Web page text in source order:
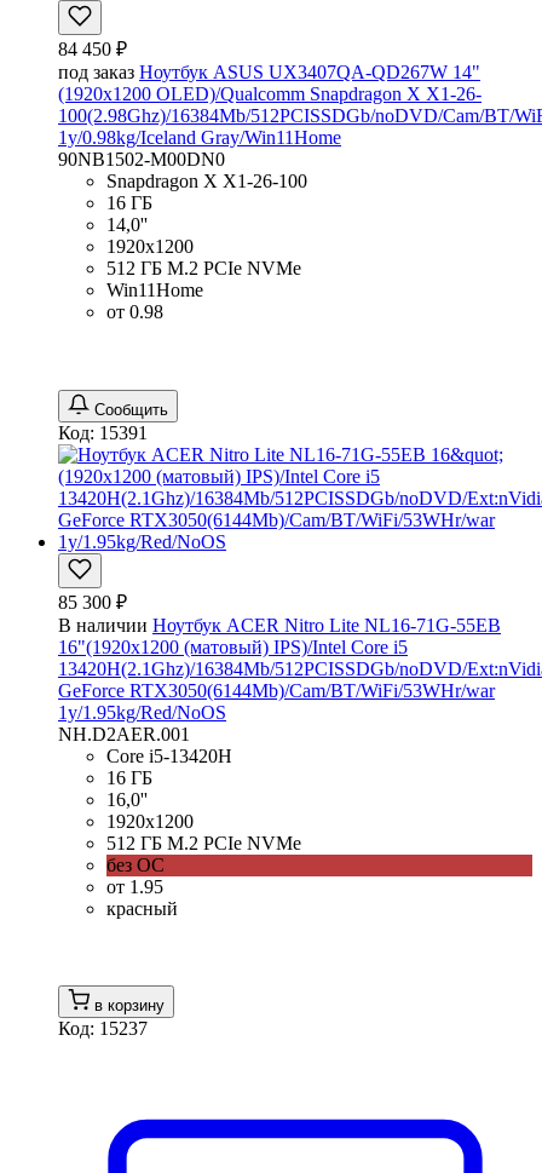
84 450 ₽
под заказ Ноутбук ASUS UX3407QA-QD267W 14"
(1920x1200 OLED)/Qualcomm Snapdragon X X1-26-
100(2.98Ghz)/16384Mb/512PCISSDGb/noDVD/Cam/BT/
1y/0.98kg/Iceland Gray/Win11Home
90NB1502-M00DN0
Snapdragon X X1-26-100
16 ГБ
14,0''
1920x1200
512 ГБ M.2 PCIe NVMe
Win11Home
от 0.98
Сообщить
Код: 15391
85 300 ₽
В наличии Ноутбук ACER Nitro Lite NL16-71G-55EB
16"(1920x1200 (матовый) IPS)/Intel Core i5
13420H(2.1Ghz)/16384Mb/512PCISSDGb/noDVD/
GeForce RTX3050(6144Mb)/Cam/BT/WiFi/53WHr/war
1y/1.95kg/Red/NoOS
NH.D2AER.001
Core i5-13420H
16 ГБ
16,0''
1920x1200
512 ГБ M.2 PCIe NVMe
без ОС
от 1.95
красный
в корзину
Код: 15237